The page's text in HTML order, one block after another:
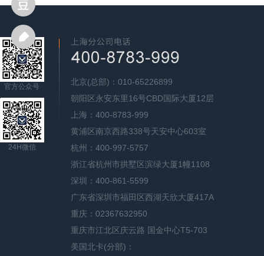
官方公众号
24H微信
北京(总部)：010-65226899
朝阳区永安东里16号CBD国际大厦12层
上海：400-8783-999
黄浦区南京西路338号天安中心603室
杭州：400-997-5757
浙江省杭州市拱墅区滨绿大厦1幢1108
深圳：400-861-5599
广东省深圳市福田区西湖天欣大厦417A
重庆：02367632950
重庆市江北区庆云路 国金中心T5-703
美国北卡(分部)：